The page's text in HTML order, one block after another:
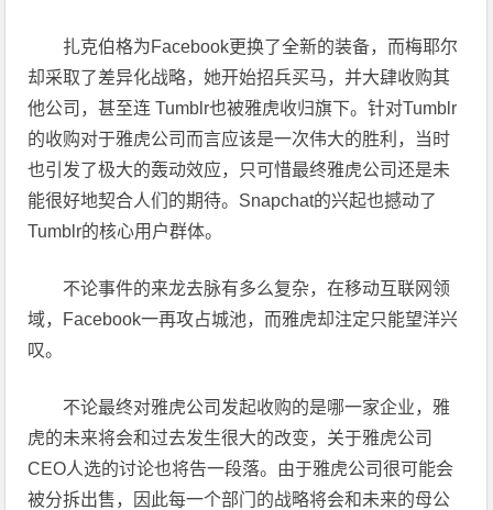
扎克伯格为Facebook更换了全新的装备，而梅耶尔
却采取了差异化战略，她开始招兵买马，并大肆收购其
他公司，甚至连 Tumblr也被雅虎收归旗下。针对Tumblr
的收购对于雅虎公司而言应该是一次伟大的胜利，当时
也引发了极大的轰动效应，只可惜最终雅虎公司还是未
能很好地契合人们的期待。Snapchat的兴起也撼动了
Tumblr的核心用户群体。
不论事件的来龙去脉有多么复杂，在移动互联网领
域，Facebook一再攻占城池，而雅虎却注定只能望洋兴
叹。
不论最终对雅虎公司发起收购的是哪一家企业，雅
虎的未来将会和过去发生很大的改变，关于雅虎公司
CEO人选的讨论也将告一段落。由于雅虎公司很可能会
被分拆出售，因此每一个部门的战略将会和未来的母公